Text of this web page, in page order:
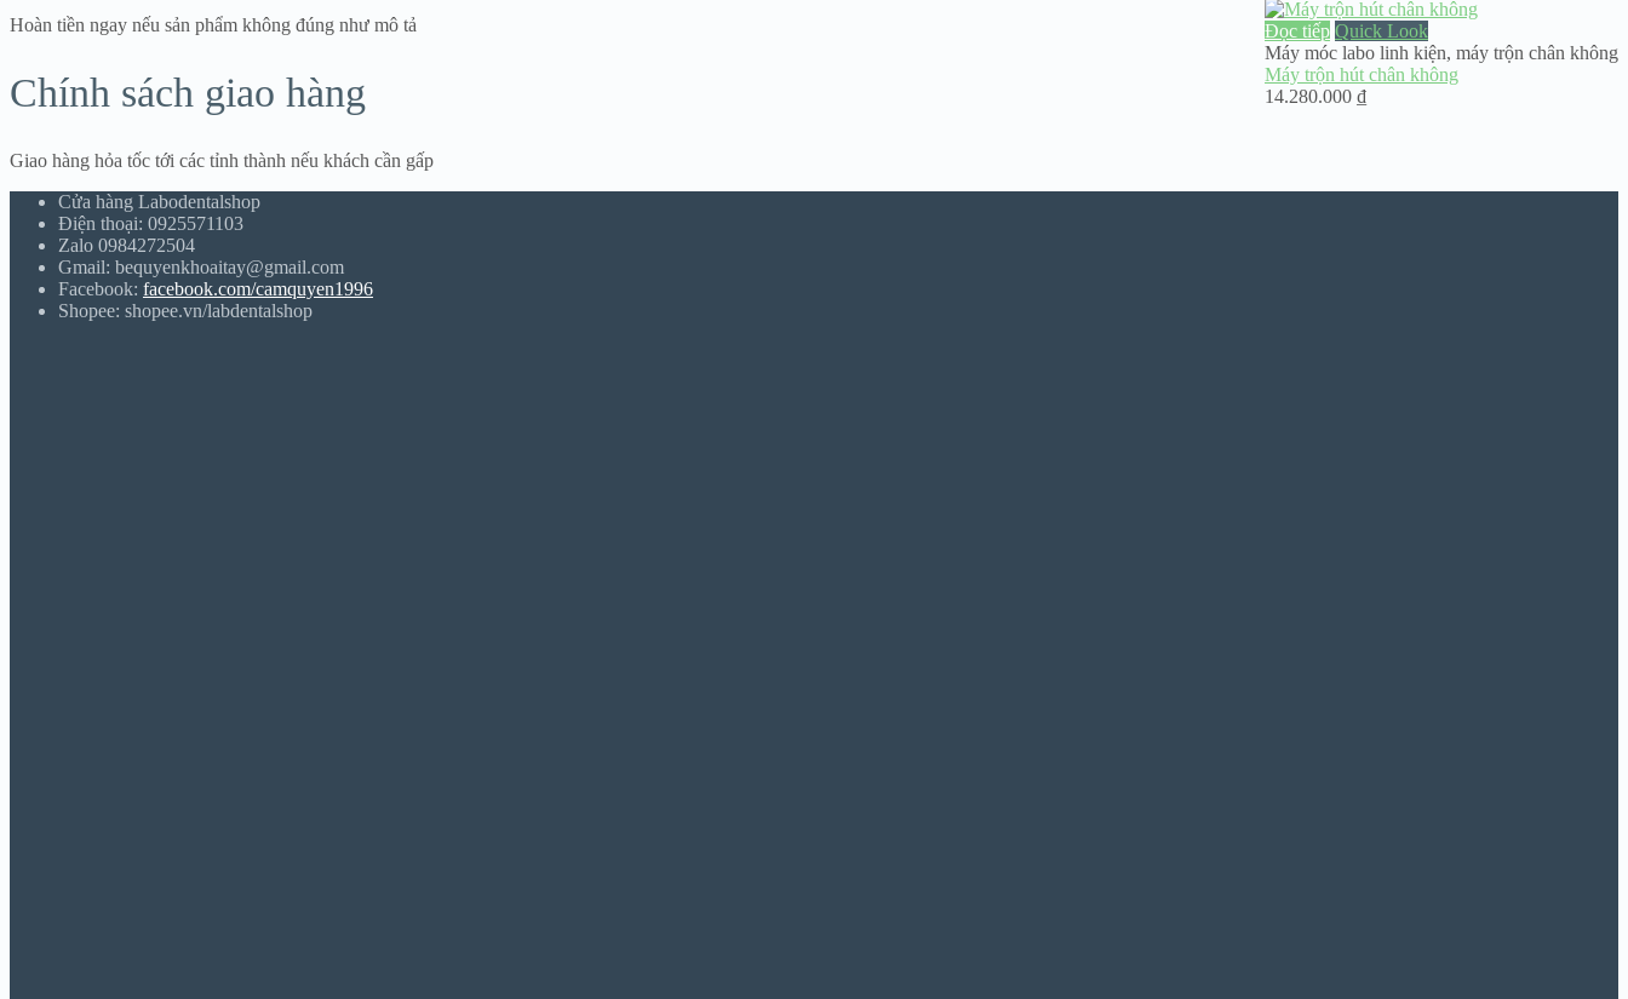
Đọc tiếp Quick Look
Máy móc labo linh kiện, máy trộn chân không
Máy trộn hút chân không
14.280.000 ₫
Hoàn tiền ngay nếu sản phẩm không đúng như mô tả
Chính sách giao hàng
Giao hàng hỏa tốc tới các tỉnh thành nếu khách cần gấp
Cửa hàng Labodentalshop
Điện thoại: 0925571103
Zalo 0984272504
Gmail: bequyenkhoaitay@gmail.com
Facebook: facebook.com/camquyen1996
Shopee: shopee.vn/labdentalshop